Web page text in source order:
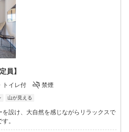
L.O. 9:30）
テル2階）
00 / 15：00〜23：00
泉になります。
料ですが、4歳以上の未就学のお子様
ます。
員】
トイレ付 禁煙
山が見える
設け、大自然を感じながらリラックスで
。